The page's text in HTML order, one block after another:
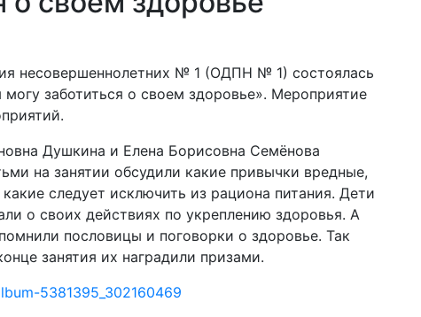
несовершеннолетних № 1 (ОДПН № 1) состоялась
заботиться о своем здоровье». Мероприятие
Душкина и Елена Борисовна Семёнова
на занятии обсудили какие привычки вредные,
следует исключить из рациона питания. Дети
о своих действиях по укреплению здоровья. А
пословицы и поговорки о здоровье. Так
занятия их наградили призами.
5381395_302160469